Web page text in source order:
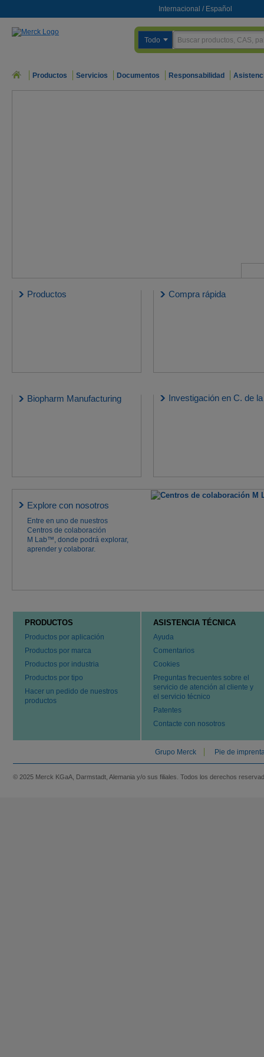
Internacional / Español
Todo
Productos Servicios Documentos Responsabilidad
Productos Compra rápida
Biopharm Manufacturing Investigación en C. de
Explore con nosotros
Entre en uno de nuestros
Centros de colaboración
M Lab™, donde podrá explorar,
aprender y colaborar.
PRODUCTOS
Productos por aplicación
Productos por marca
Productos por industria
Productos por tipo
Hacer un pedido de nuestros
productos
ASISTENCIA TÉCNICA
Ayuda
Comentarios
Cookies
Preguntas frecuentes sobre el
servicio de atención al cliente y
el servicio técnico
Patentes
Contacte con nosotros
Grupo Merck Pie de
© 2025 Merck KGaA, Darmstadt, Alemania y/o sus filiales. Todos los derechos